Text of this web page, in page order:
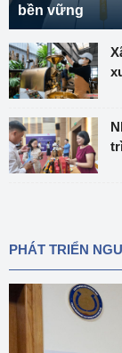
bền vững
PHÁT TRIỂN